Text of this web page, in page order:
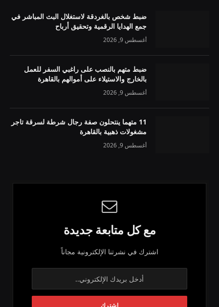
ضبط شخص بالغردقة لاستغلال البث المباشر في
جمع الهدايا الرقمية وتحقيق أرباح
أغسطس 9, 2026
ضبط متهم بالنصب على راغبي السفر للعمل
بالخارج والاستيلاء على أموالهم بالقاهرة
أغسطس 9, 2026
11 متهما ينتحلون صفة رجال شرطة لسرقة تاجر
مشغولات ذهبية بالقاهرة
أغسطس 9, 2026
مع كل متابعة جديدة
اشترك في نشرتنا الإلكترونية مجاناً